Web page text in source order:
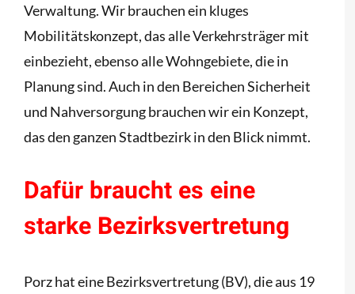
Verwaltung. Wir brauchen ein kluges
Mobilitätskonzept, das alle Verkehrsträger mit
einbezieht, ebenso alle Wohngebiete, die in
Planung sind. Auch in den Bereichen Sicherheit
und Nahversorgung brauchen wir ein Konzept,
das den ganzen Stadtbezirk in den Blick nimmt.
Dafür braucht es eine
starke Bezirksvertretung
Porz hat eine Bezirksvertretung (BV), die aus 19